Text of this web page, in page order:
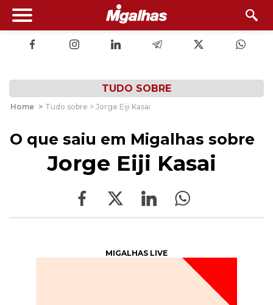
TUDO SOBRE
Home > Tudo sobre > Jorge Eiji Kasai
O que saiu em Migalhas sobre
Jorge Eiji Kasai
MIGALHAS LIVE